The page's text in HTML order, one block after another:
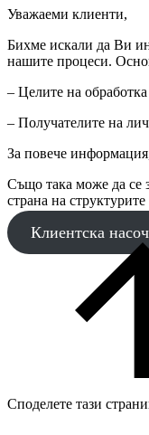
Уважаеми клиенти,
Бихме искали да Ви
нашите процеси.
– Целите на
– Получателите на
За повече
Също така може да се
страна на
Клиентска
Споделете тази